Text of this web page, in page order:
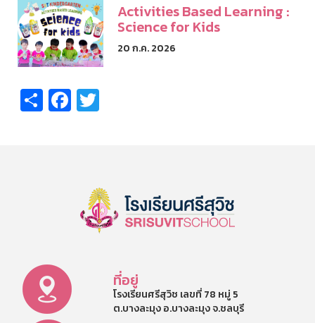
Activities Based Learning :
Science for Kids
20 ก.ค. 2026
ShareFacebook
ที่อยู่
โรงเรียนศรีสุวิช เลขที่ 78 หมู่ 5
ต.บางละมุง อ.บางละมุง จ.ชลบุรี